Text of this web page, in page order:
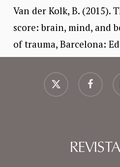
Van der Kolk, B. (2015).
score: brain, mind, and
of trauma, Barcelona:
x-
twitter
facebook